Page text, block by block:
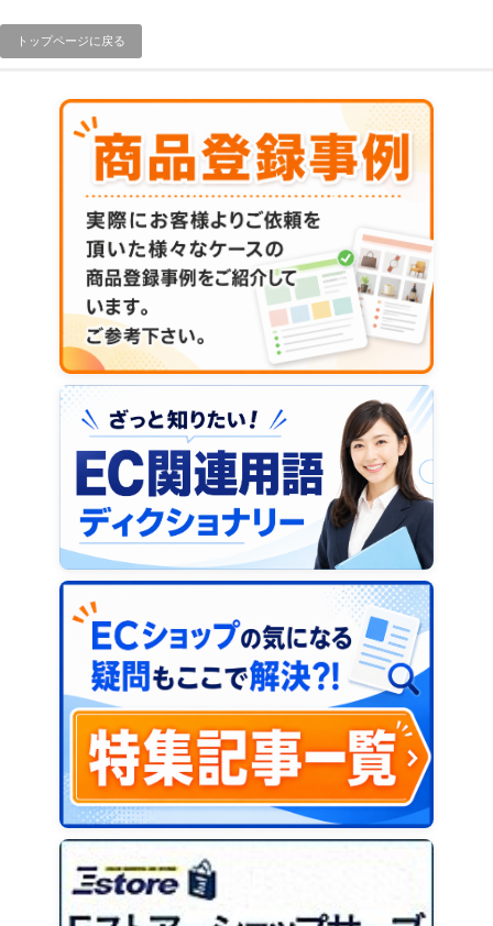
トップページに戻る